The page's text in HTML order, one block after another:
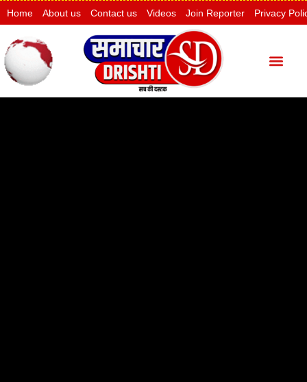
Home About us Contact us Videos Join Reporter Privacy